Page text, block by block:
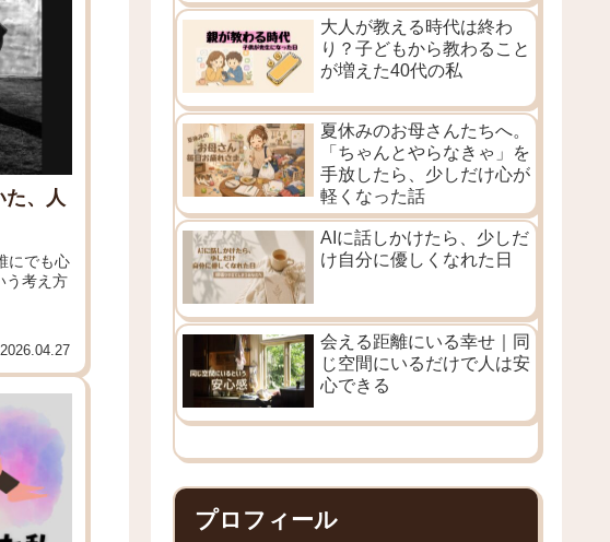
た、人
にでも心
う考え方
2026.04.27
大人が教える時代は終わ
り？子どもから教わること
が増えた40代の私
夏休みのお母さんたちへ。
「ちゃんとやらなきゃ」を
手放したら、少しだけ心が
軽くなった話
AIに話しかけたら、少しだ
け自分に優しくなれた日
会える距離にいる幸せ｜同
じ空間にいるだけで人は安
心できる
プロフィール